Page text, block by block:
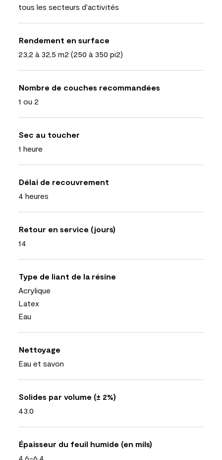
tous les secteurs d'activités
Rendement en surface
23,2 à 32,5 m2 (250 à 350 pi2)
Nombre de couches recommandées
1 ou 2
Sec au toucher
1 heure
Délai de recouvrement
4 heures
Retour en service (jours)
14
Type de liant de la résine
Acrylique
Latex
Eau
Nettoyage
Eau et savon
Solides par volume (± 2%)
43.0
Épaisseur du feuil humide (en mils)
4,6-6,4